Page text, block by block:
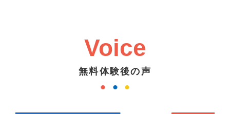
Voice
無料体験後の声